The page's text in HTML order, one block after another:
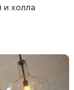
и холла